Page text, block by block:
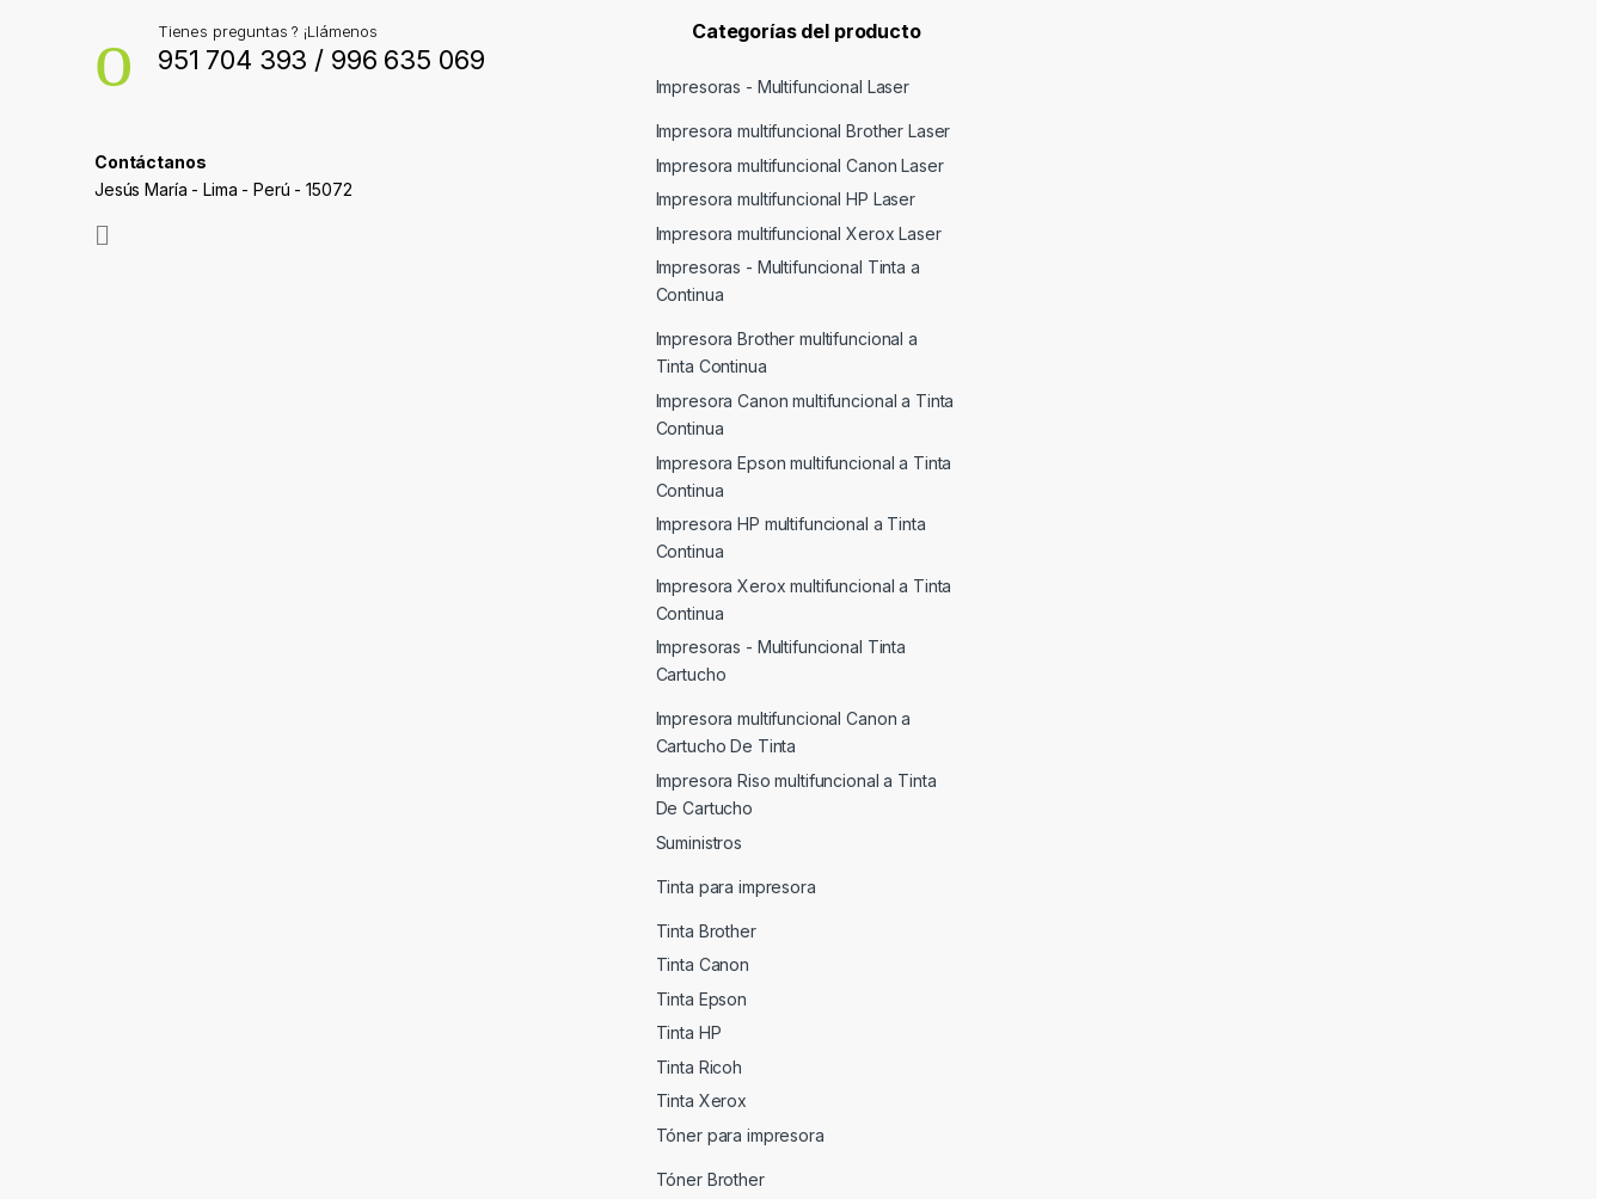
Tienes preguntas ? ¡Llámenos
951 704 393 / 996 635 069
Contáctanos
Jesús María - Lima - Perú - 15072
Categorías del producto
Impresoras - Multifuncional Laser
Impresora multifuncional Brother Laser
Impresora multifuncional Canon Laser
Impresora multifuncional HP Laser
Impresora multifuncional Xerox Laser
Impresoras - Multifuncional Tinta a
Continua
Impresora Brother multifuncional a
Tinta Continua
Impresora Canon multifuncional a Tinta
Continua
Impresora Epson multifuncional a Tinta
Continua
Impresora HP multifuncional a Tinta
Continua
Impresora Xerox multifuncional a Tinta
Continua
Impresoras - Multifuncional Tinta
Cartucho
Impresora multifuncional Canon a
Cartucho De Tinta
Impresora Riso multifuncional a Tinta
De Cartucho
Suministros
Tinta para impresora
Tinta Brother
Tinta Canon
Tinta Epson
Tinta HP
Tinta Ricoh
Tinta Xerox
Tóner para impresora
Tóner Brother